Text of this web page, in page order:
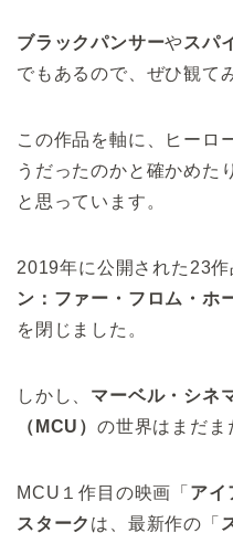
ブラックパンサーやスパ
でもあるので、ぜひ観て
この作品を軸に、ヒーロ
うだったのかと確かめた
と思っています。
2019年に公開された23作
ン：ファー・フロム・ホ
を閉じました。
しかし、 マーベル・シネ
（MCU） の世界はまだま
MCU１作目の映画「 アイ
スターク は、最新作の「